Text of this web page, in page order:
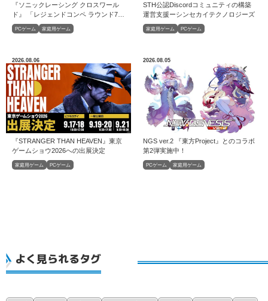
PCゲーム 家庭用ゲーム
『ソニックレーシング クロスワール
ド』 「レジェンドコンペ ラウンド7」
開催！
家庭用ゲーム PCゲーム
STH公認Discordコミュニティの構築
運営⽀援ーシンセカイテクノロジーズ
2026.08.06
家庭用ゲーム PCゲーム
『STRANGER THAN HEAVEN』東京
ゲームショウ2026への出展決定
2026.08.05
PCゲーム 家庭用ゲーム
NGS ver.2 『東方Project』とのコラボ
第2弾実施中！
よく見られるタグ